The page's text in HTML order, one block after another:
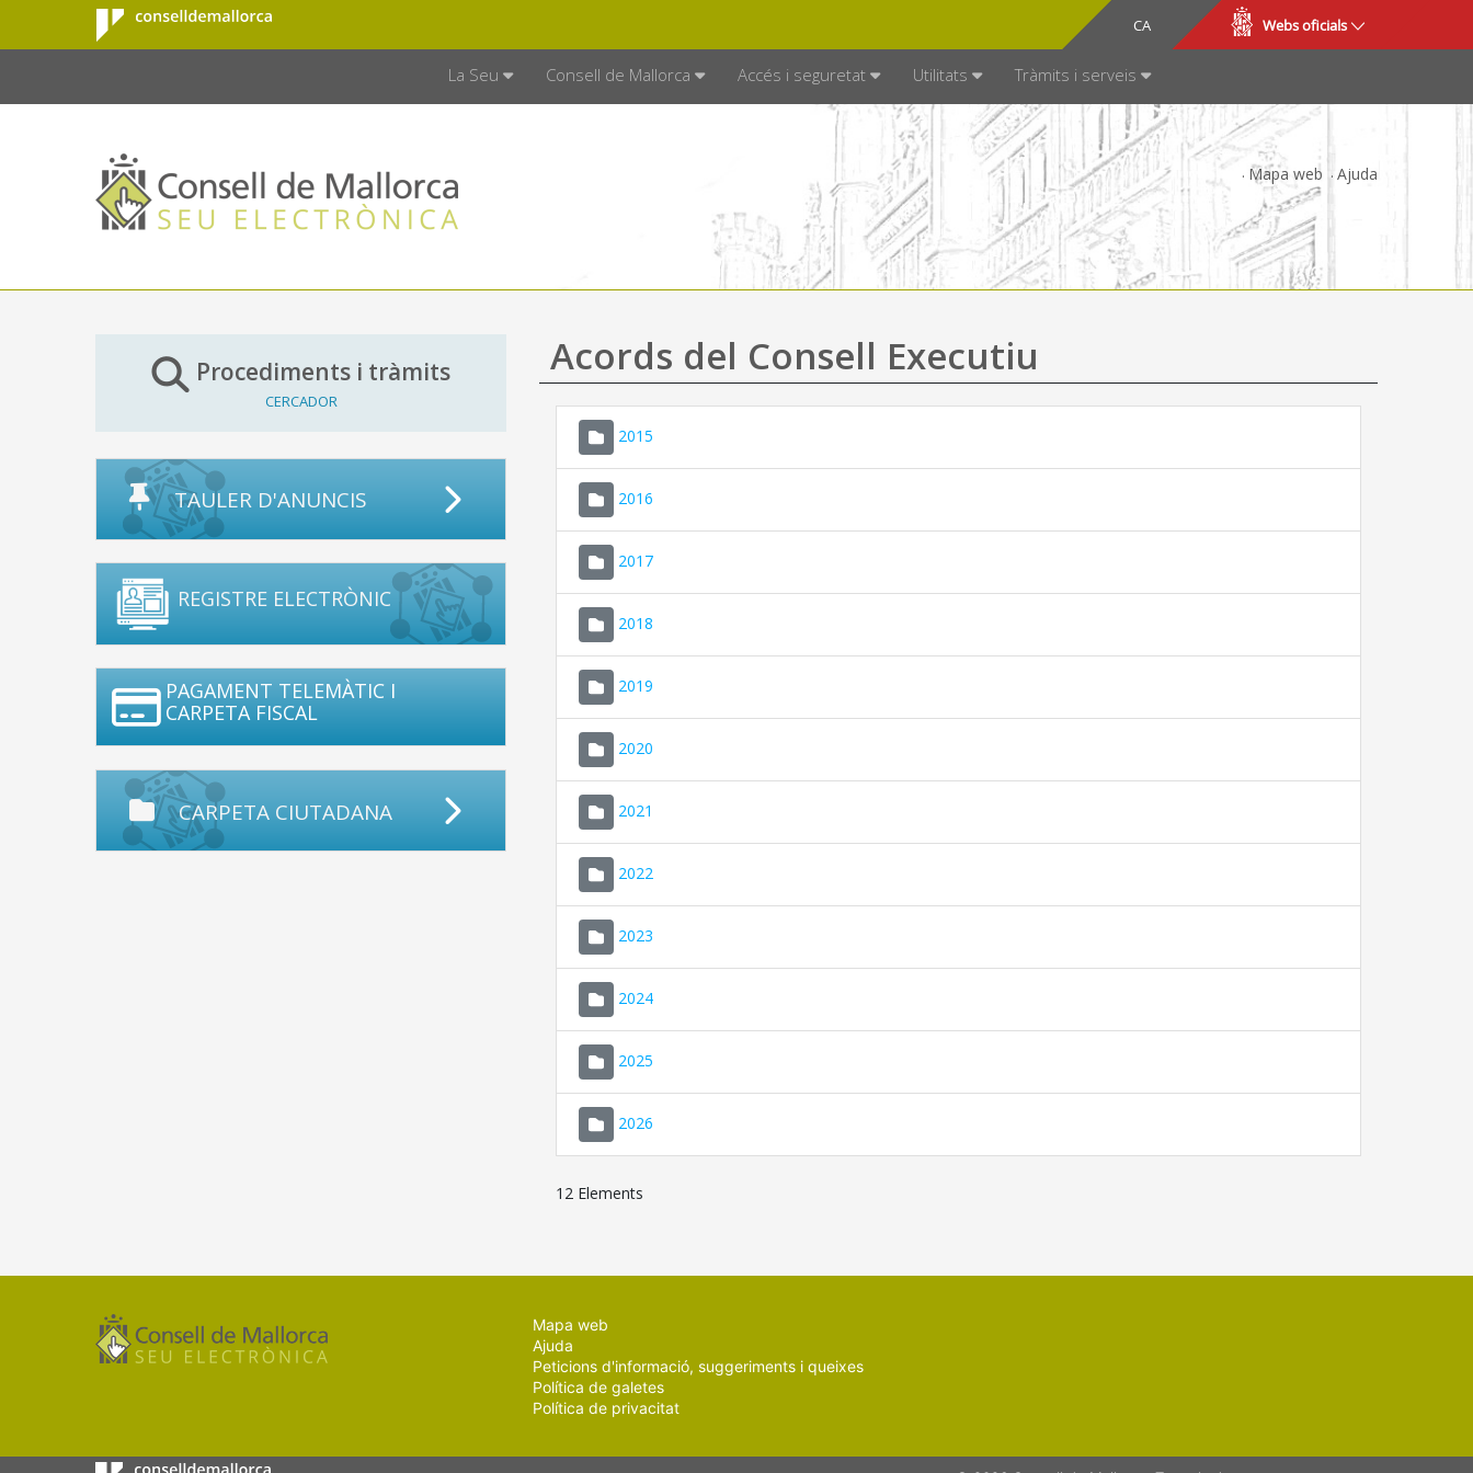
Salta al contingut principal
Consell de
Mallorca
CA
ES Webs oficials
La Seu Consell de Mallorca Accés i seguretat Utilitats Tràmits i serveis
Mapa web Ajuda
Procediments i tràmits
CERCADOR
TAULER D'ANUNCIS
REGISTRE ELECTRÒNIC
PAGAMENT TELEMÀTIC I
CARPETA FISCAL
CARPETA CIUTADANA
Acords del Consell Executiu
2015
2016
2017
2018
2019
2020
2021
2022
2023
2024
2025
2026
12 Elements
Mapa web
Ajuda
Peticions d'informació, suggeriments i queixes
Política de galetes
Política de privacitat